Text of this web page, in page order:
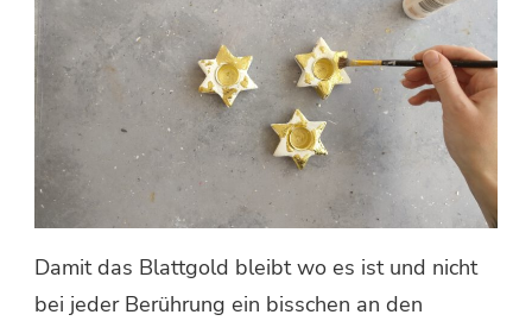
Damit das Blattgold bleibt wo es ist und nicht
bei jeder Berührung ein bisschen an den